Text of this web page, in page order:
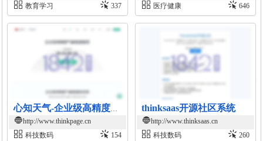
教育学习
337
医疗健康
646
心知天气-企业级高精度气象数据服务
http://www.thinkpage.cn
科技数码
154
thinksaas开源社区系统
http://www.thinksaas.cn
科技数码
260